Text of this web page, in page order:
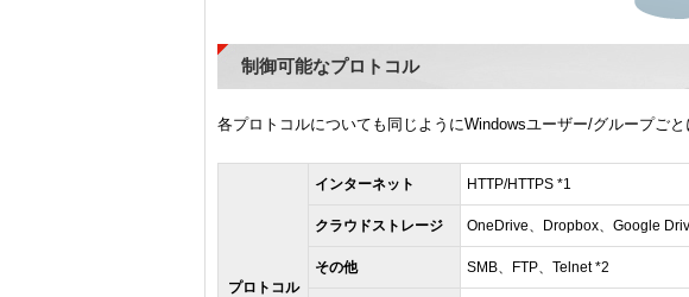
制御可能なプロトコル
各プロトコルについても同じようにWindowsユーザー/グループご
プロトコル
インターネット HTTP/HTTPS *1
クラウドストレージ OneDrive、Dropbox、Google
その他 SMB、FTP、Telnet *2